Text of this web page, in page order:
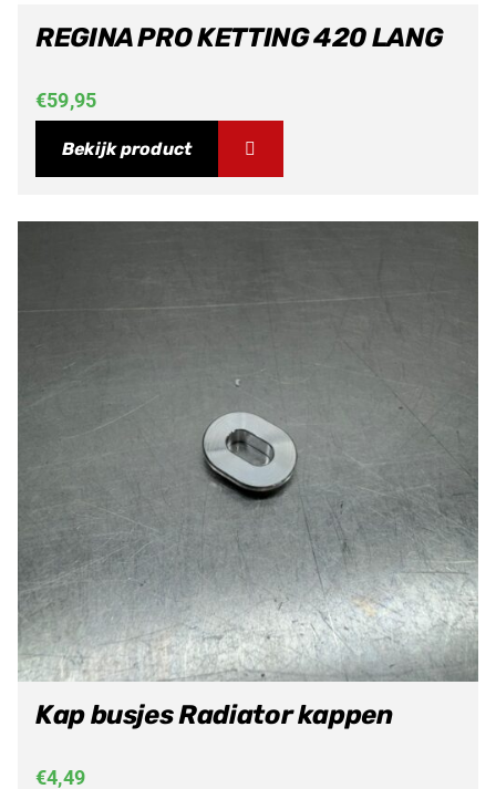
REGINA PRO KETTING 420 LANG
€59,95
Bekijk product
Kap busjes Radiator kappen
€4,49